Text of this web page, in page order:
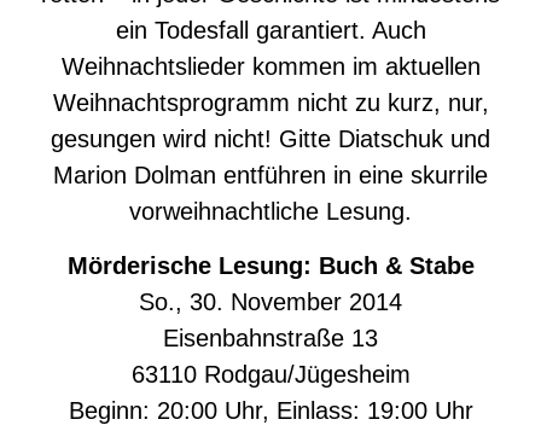
ein Todesfall garantiert. Auch
Weihnachtslieder kommen im aktuellen
Weihnachtsprogramm nicht zu kurz, nur,
gesungen wird nicht! Gitte Diatschuk und
Marion Dolman entführen in eine skurrile
vorweihnachtliche Lesung.
Mörderische Lesung: Buch & Stabe
So., 30. November 2014
Eisenbahnstraße 13
63110 Rodgau/Jügesheim
Beginn: 20:00 Uhr, Einlass: 19:00 Uhr